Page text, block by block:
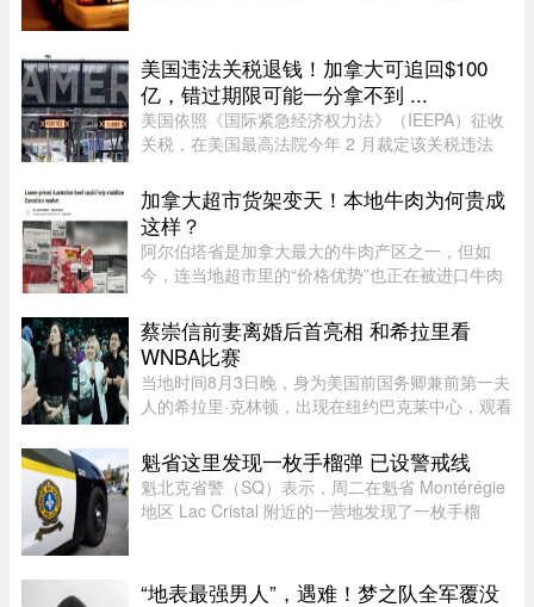
现了助燃物，初步调查显示 ...
美国违法关税退钱！加拿大可追回$100
亿，错过期限可能一分拿不到 ...
美国依照《国际紧急经济权力法》（IEEPA）征收
关税，在美国最高法院今年 2 月裁定该关税违法
种关税（包括 Section 122、301 和 338 条款）纷
纷出台，令退款进展变得容 ...
加拿大超市货架变天！本地牛肉为何贵成
这样？
阿尔伯塔省是加拿大最大的牛肉产区之一，但如
今，连当地超市里的“价格优势”也正在被进口牛肉
亚等国家的牛肉开始大量进入市场，部分产品甚至
比本地同类牛肉每公斤便宜 ...
蔡崇信前妻离婚后首亮相 和希拉里看
WNBA比赛
当地时间8月3日晚，身为美国前国务卿兼前第一夫
人的希拉里·克林顿，出现在纽约巴克莱中心，观看
队。主场作战的纽约自由队最终以 95-83 获胜，位
列总积分榜第七位，而风暴 ...
魁省这里发现一枚手榴弹 已设警戒线
魁北克省警（SQ）表示，周二在魁省 Montérégie
地区 Lac Cristal 附近的一营地发现了一枚手榴
无法确认该手榴弹是否处 ...
“地表最强男人”，遇难！梦之队全军覆没